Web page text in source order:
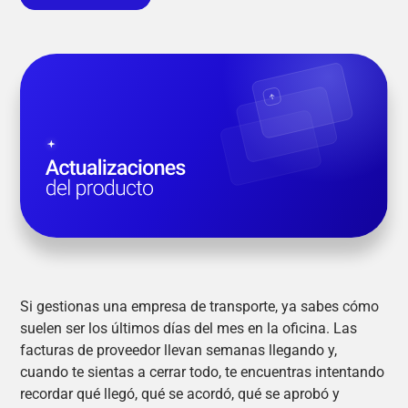
Si gestionas una empresa de transporte, ya sabes cómo
suelen ser los últimos días del mes en la oficina. Las
facturas de proveedor llevan semanas llegando y,
cuando te sientas a cerrar todo, te encuentras intentando
recordar qué llegó, qué se acordó, qué se aprobó y